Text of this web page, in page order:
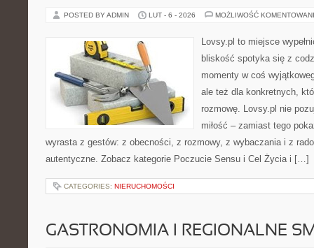
POSTED BY ADMIN LUT - 6 - 2026 MOŻLIWOŚĆ
Lovsy.pl to miejsce
bliskość spotyka się z
momenty w coś
ale też dla konkretnych,
rozmowę. Lovsy.pl nie
miłość – zamiast tego
wyrasta z gestów: z obecności, z rozmowy, z wybaczania i z
autentyczne. Zobacz kategorie Poczucie Sensu i Cel Życia i […]
CATEGORIES: NIERUCHOMOŚCI
GASTRONOMIA I REGIONALNE